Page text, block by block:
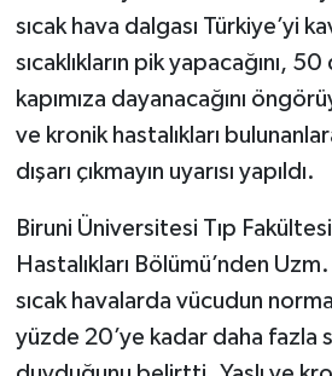
sıcak hava dalgası Türkiye’yi
sıcaklıkların pik yapacağını,
kapımıza dayanacağını
ve kronik hastalıkları
dışarı çıkmayın uyarısı yapıldı.
Biruni Üniversitesi Tıp
Hastalıkları Bölümü’nden
sıcak havalarda vücudun
yüzde 20’ye kadar daha fazla